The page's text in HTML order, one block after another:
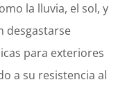
la lluvia, el sol, y
desgastarse
para exteriores
a su resistencia al